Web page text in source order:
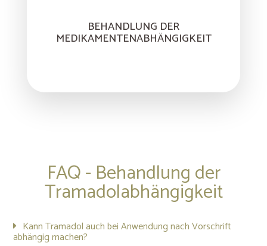
BEHANDLUNG DER
MEDIKAMENTENABHÄNGIGKEIT
FAQ - Behandlung der
Tramadolabhängigkeit
Kann Tramadol auch bei Anwendung nach Vorschrift
abhängig machen?